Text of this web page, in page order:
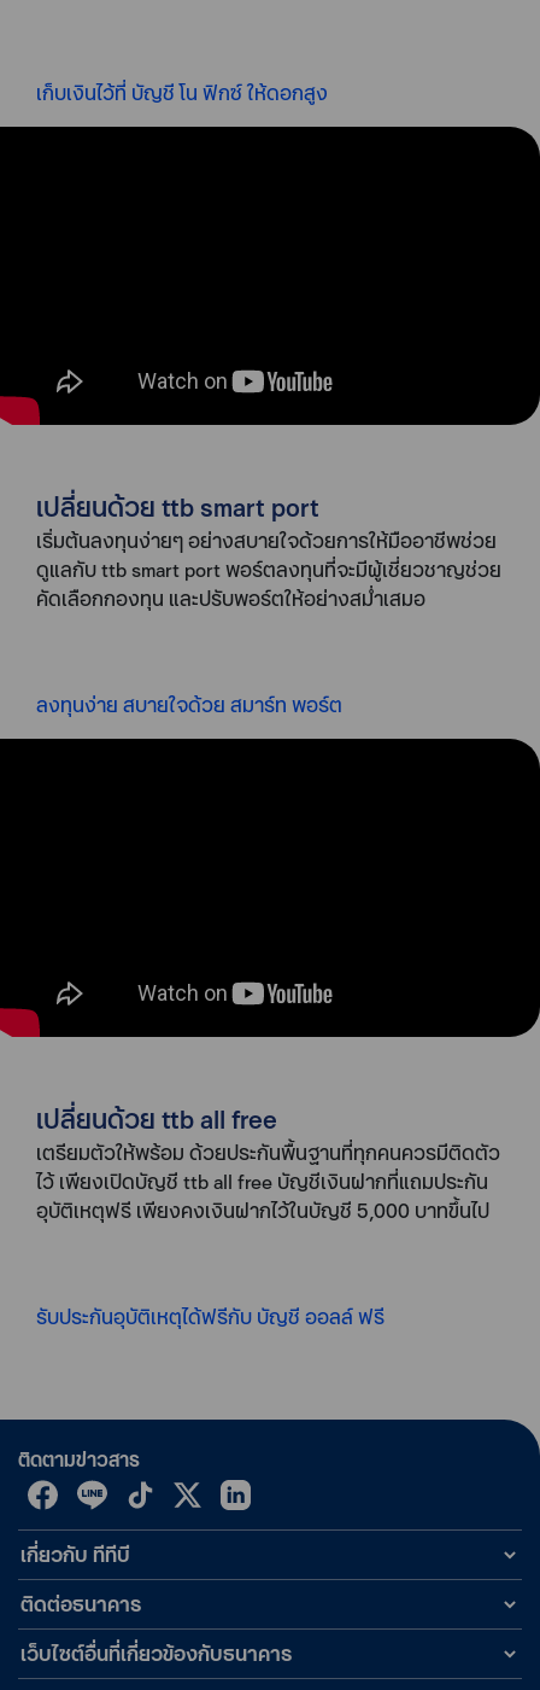
เก็บเงินไว้ที่ บัญชี โน ฟิกซ์ ให้ดอกสูง
เปลี่ยนด้วย ttb smart port
เริ่มต้นลงทุนง่ายๆ อย่างสบายใจด้วยการให้มืออาชีพช่วย
ดูแลกับ ttb smart port พอร์ตลงทุนที่จะมีผู้เชี่ยวชาญช่วย
คัดเลือกกองทุน และปรับพอร์ตให้อย่างสม่ำเสมอ
ลงทุนง่าย สบายใจด้วย สมาร์ท พอร์ต
เปลี่ยนด้วย ttb all free
เตรียมตัวให้พร้อม ด้วยประกันพื้นฐานที่ทุกคนควรมีติดตัว
ไว้ เพียงเปิดบัญชี ttb all free บัญชีเงินฝากที่แถมประกัน
อุบัติเหตุฟรี เพียงคงเงินฝากไว้ในบัญชี 5,000 บาทขึ้นไป
รับประกันอุบัติเหตุได้ฟรีกับ บัญชี ออลล์ ฟรี
ติดตามข่าวสาร
เกี่ยวกับ ทีทีบี
ติดต่อธนาคาร
เว็บไซต์อื่นที่เกี่ยวข้องกับธนาคาร